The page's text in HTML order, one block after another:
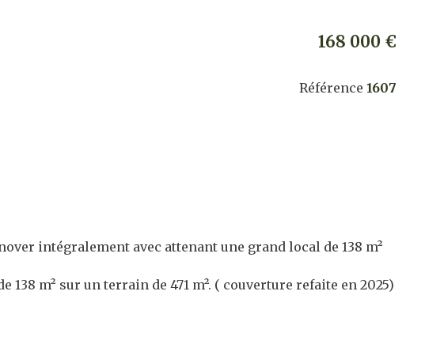
168 000 €
Référence 1607
intégralement avec attenant une grand local de 138 m²
m² sur un terrain de 471 m². ( couverture refaite en 2025)